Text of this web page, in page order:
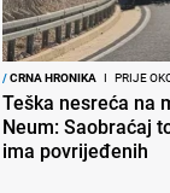
/CRNA HRONIKA I PRIJE
Teška nesreća na
Neum: Saobraćaj
ima povrijeđenih